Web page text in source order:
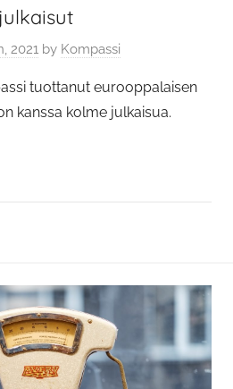
2021 by Kompassi
tuottanut eurooppalaisen
kanssa kolme julkaisua.